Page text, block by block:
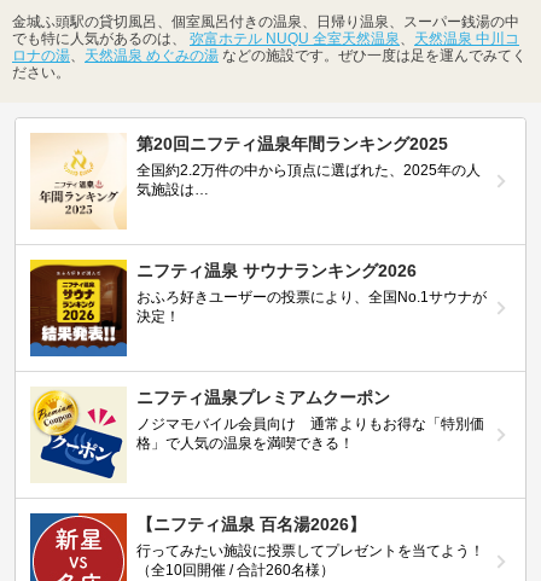
金城ふ頭駅の貸切風呂、個室風呂付きの温泉、日帰り温泉、スーパー銭湯の中
でも特に人気があるのは、 弥富ホテル NUQU 全室天然温泉、 天然温泉 中川コ
ロナの湯、 天然温泉 めぐみの湯 などの施設です。ぜひ一度は足を運んでみてく
ださい。
第20回ニフティ温泉年間ランキング2025
全国約2.2万件の中から頂点に選ばれた、2025年の人
気施設は…
ニフティ温泉 サウナランキング2026
おふろ好きユーザーの投票により、全国No.1サウナが
決定！
ニフティ温泉プレミアムクーポン
ノジマモバイル会員向け 通常よりもお得な「特別価
格」で人気の温泉を満喫できる！
【ニフティ温泉 百名湯2026】
行ってみたい施設に投票してプレゼントを当てよう！
（全10回開催 / 合計260名様）